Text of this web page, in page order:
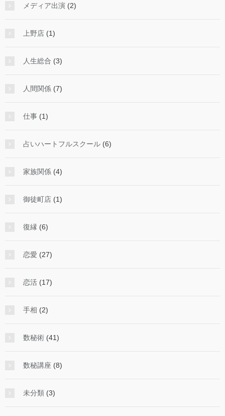
メディア出演 (2)
上野店 (1)
人生総合 (3)
人間関係 (7)
仕事 (1)
占いハートフルスクール (6)
家族関係 (4)
御徒町店 (1)
復縁 (6)
恋愛 (27)
恋活 (17)
手相 (2)
数秘術 (41)
数秘講座 (8)
未分類 (3)